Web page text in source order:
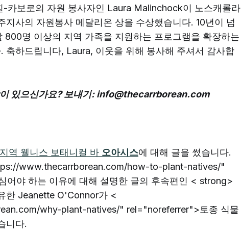
-카보로의 자원 봉사자인 Laura Malinchock이 노스캐롤라
지사의 자원봉사 메달리온 상을 수상했습니다. 10년이 넘
800명 이상의 지역 가족을 지원하는 프로그램을 확장하는
축하드립니다, Laura, 이웃을 위해 봉사해 주셔서 감사합
이 있으신가요? 보내기: info@thecarrborean.com
역 웰니스 보태니컬 바 오아시스에 대해 글을 썼습니다.
www.thecarrborean.com/how-to-plant-natives/"
어야 하는 이유에 대해 설명한 글의 후속편인 < strong>
한 Jeanette O'Connor가 <
why-plant-natives/" rel="noreferrer">토종 식물
니다.